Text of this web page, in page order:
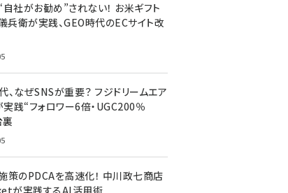
社がお勧め”されない！ お米ギフト
兵衛が実践、GEO時代のECサイト改
、なぜSNSが重要？ フジドリームエア
実践“フォロワー6倍・UGC200％
策のPDCAを高速化！ 中川政七商店
が実践するAI活用術